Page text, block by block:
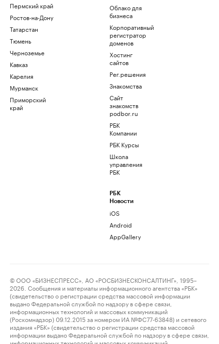
Пермский край
Ростов-на-Дону
Татарстан
Тюмень
Черноземье
Кавказ
Карелия
Мурманск
Приморский
край
Облако для
бизнеса
Корпоративный
регистратор
доменов
Хостинг
сайтов
Рег.решения
Знакомства
Сайт
знакомств
podbor.ru
РБК
Компании
РБК Курсы
Школа
управления
РБК
РБК
Новости
iOS
Android
AppGallery
© ООО «БИЗНЕСПРЕСС», АО «РОСБИЗНЕСКОНСАЛТИНГ», 1995–
2026. Сообщения и материалы информационного агентства «РБК»
(свидетельство о регистрации средства массовой информации
выдано Федеральной службой по надзору в сфере связи,
информационных технологий и массовых коммуникаций
(Роскомнадзор) 09.12.2015 за номером ИА №ФС77-63848) и сетевого
издания «РБК» (свидетельство о регистрации средства массовой
информации выдано Федеральной службой по надзору в сфере связи,